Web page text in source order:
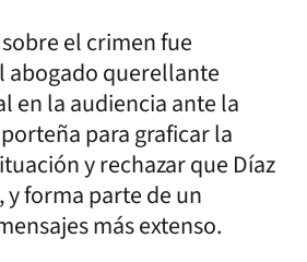
el crimen fue
abogado querellante
en la audiencia ante la
para graficar la
y rechazar que Díaz
y forma parte de un
más extenso.